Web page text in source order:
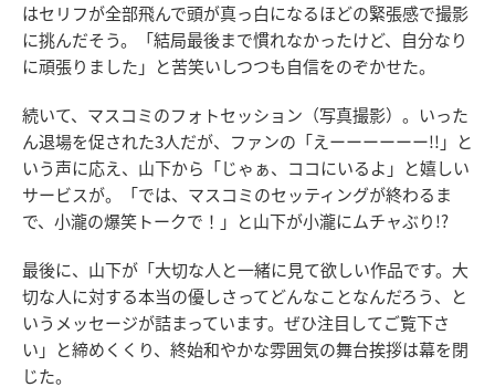
はセリフが全部飛んで頭が真っ白になるほどの緊張感で撮影
に挑んだそう。「結局最後まで慣れなかったけど、自分なり
に頑張りました」と苦笑いしつつも自信をのぞかせた。
続いて、マスコミのフォトセッション（写真撮影）。いった
ん退場を促された3人だが、ファンの「えーーーーーー!!」と
いう声に応え、山下から「じゃぁ、ココにいるよ」と嬉しい
サービスが。「では、マスコミのセッティングが終わるま
で、小瀧の爆笑トークで！」と山下が小瀧にムチャぶり!?
最後に、山下が「大切な人と一緒に見て欲しい作品です。大
切な人に対する本当の優しさってどんなことなんだろう、と
いうメッセージが詰まっています。ぜひ注目してご覧下さ
い」と締めくくり、終始和やかな雰囲気の舞台挨拶は幕を閉
じた。